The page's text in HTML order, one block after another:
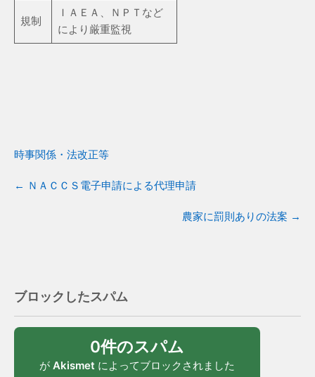
規制
ＩＡＥＡ、ＮＰＴなど
により厳重監視
時事関係・法改正等
← ＮＡＣＣＳ電子申請による代理申請
農家に罰則ありの法案 →
ブロックしたスパム
0件のスパム
が Akismet によってブロックされました